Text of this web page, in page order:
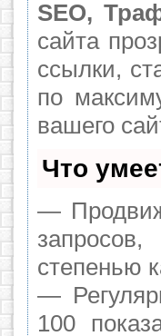
SEO,
сайта
ссылки,
по
вашего
Что
—
степенью
—
100